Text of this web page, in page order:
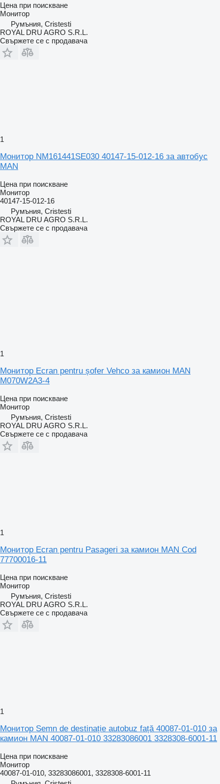
Цена при поискване
Монитор
Румъния, Cristesti
ROYAL DRU AGRO S.R.L.
Свържете се с продавача
1
Монитор NM161441SE030 40147-15-012-16 за автобус
MAN
Цена при поискване
Монитор
40147-15-012-16
Румъния, Cristesti
ROYAL DRU AGRO S.R.L.
Свържете се с продавача
1
Монитор Ecran pentru șofer Vehco за камион MAN
M070W2A3-4
Цена при поискване
Монитор
Румъния, Cristesti
ROYAL DRU AGRO S.R.L.
Свържете се с продавача
1
Монитор Ecran pentru Pasageri за камион MAN Cod
77700016-11
Цена при поискване
Монитор
Румъния, Cristesti
ROYAL DRU AGRO S.R.L.
Свържете се с продавача
1
Монитор Semn de destinație autobuz față 40087-01-010 за
камион MAN 40087-01-010 33283086001 3328308-6001-11
Цена при поискване
Монитор
40087-01-010, 33283086001, 3328308-6001-11